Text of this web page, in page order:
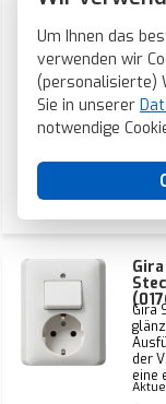
Um Ihnen das
verwenden wir
(personalisierte)
Sie in unserer
notwendige
der
eine
Gira
der
eine